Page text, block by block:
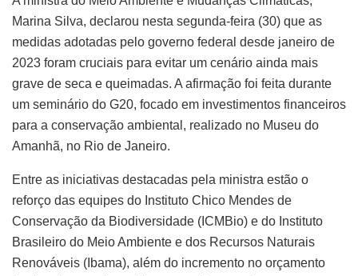
Marina Silva, declarou nesta segunda-feira (30) que as
medidas adotadas pelo governo federal desde janeiro de
2023 foram cruciais para evitar um cenário ainda mais
grave de seca e queimadas. A afirmação foi feita durante
um seminário do G20, focado em investimentos financeiros
para a conservação ambiental, realizado no Museu do
Amanhã, no Rio de Janeiro.
Entre as iniciativas destacadas pela ministra estão o
reforço das equipes do Instituto Chico Mendes de
Conservação da Biodiversidade (ICMBio) e do Instituto
Brasileiro do Meio Ambiente e dos Recursos Naturais
Renováveis (Ibama), além do incremento no orçamento